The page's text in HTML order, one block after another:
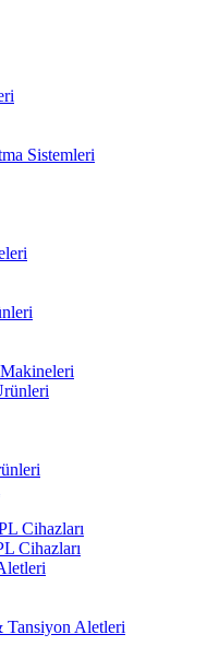
Sistemleri
Cihazları
Cihazları
Tansiyon Aletleri